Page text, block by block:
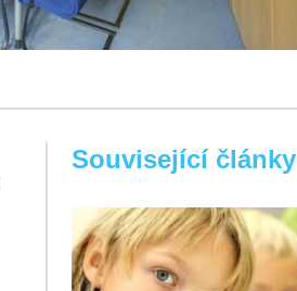
Související články